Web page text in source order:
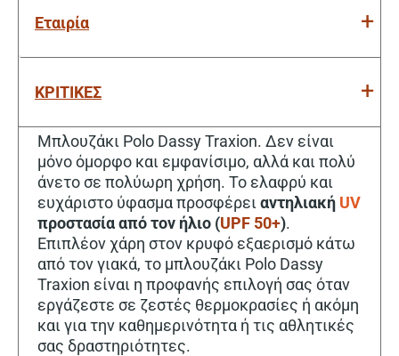
Εταιρία
ΚΡΙΤΙΚΕΣ
Μπλουζάκι Polo Dassy Traxion. Δεν είναι
μόνο όμορφο και εμφανίσιμο, αλλά και πολύ
άνετο σε πολύωρη χρήση. Το ελαφρύ και
ευχάριστο ύφασμα προσφέρει αντηλιακή UV
προστασία από τον ήλιο (UPF 50+).
Επιπλέον χάρη στον κρυφό εξαερισμό κάτω
από τον γιακά, το μπλουζάκι Polo Dassy
Traxion είναι η προφανής επιλογή σας όταν
εργάζεστε σε ζεστές θερμοκρασίες ή ακόμη
και για την καθημερινότητα ή τις αθλητικές
σας δραστηριότητες.